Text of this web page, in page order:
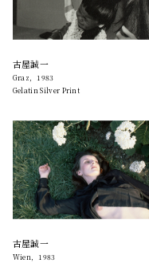
古屋誠一
Graz，1983
Gelatin Silver Print
古屋誠一
Wien，1983